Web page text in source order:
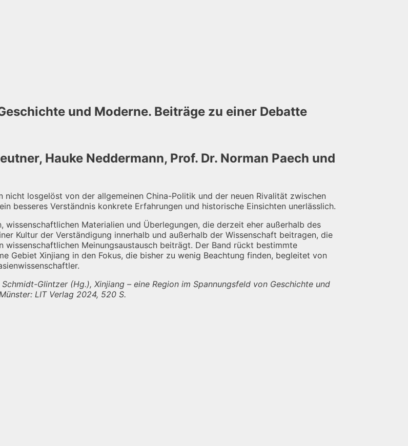
und Moderne. Beiträge zu einer Debatte
Hauke Neddermann, Prof. Dr. Norman Paech und
losgelöst von der allgemeinen China-Politik und der neuen Rivalität zwischen
besseres Verständnis konkrete Erfahrungen und historische Einsichten unerlässlich.
Materialien und Überlegungen, die derzeit eher außerhalb des
Kultur der Verständigung innerhalb und außerhalb der Wissenschaft beitragen, die
Meinungsaustausch beiträgt. Der Band rückt bestimmte
Gebiet Xinjiang in den Fokus, die bisher zu wenig Beachtung finden, begleitet von
Glintzer (Hg.), Xinjiang – eine Region im Spannungsfeld von Geschichte und
LIT Verlag 2024, 520 S.